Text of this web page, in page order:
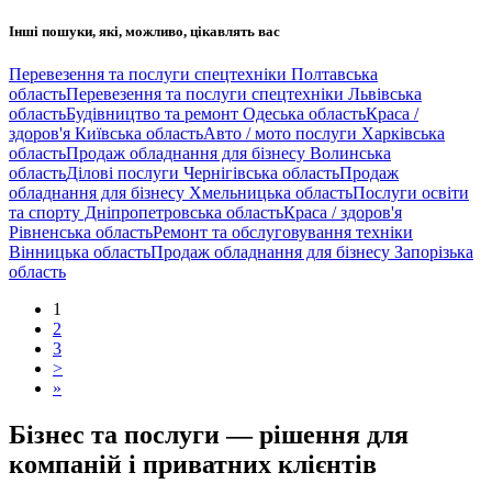
Інші пошуки, які, можливо, цікавлять вас
Перевезення та послуги спецтехніки Полтавська
областьПеревезення та послуги спецтехніки Львівська
областьБудівництво та ремонт Одеська областьКраса /
здоров'я Київська областьАвто / мото послуги Харківська
областьПродаж обладнання для бізнесу Волинська
областьДілові послуги Чернігівська областьПродаж
обладнання для бізнесу Хмельницька областьПослуги освіти
та спорту Дніпропетровська областьКраса / здоров'я
Рівненська областьРемонт та обслуговування техніки
Вінницька областьПродаж обладнання для бізнесу Запорізька
область
1
2
3
>
»
Бізнес та послуги — рішення для
компаній і приватних клієнтів